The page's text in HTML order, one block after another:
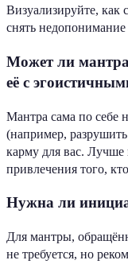
Визуализируйте, как
снять недопонимание
Может ли мантра
её с
Мантра сама по себе
(например,
карму для вас. Лучше
привлечения того,
Нужна ли
Для мантры,
не требуется, но